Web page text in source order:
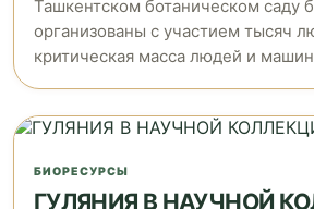
Ташкентском ботаническом саду
организованы с участием тысяч
критическая масса людей и
БИОРЕСУРСЫ
ГУЛЯНИЯ В НАУЧНОЙ